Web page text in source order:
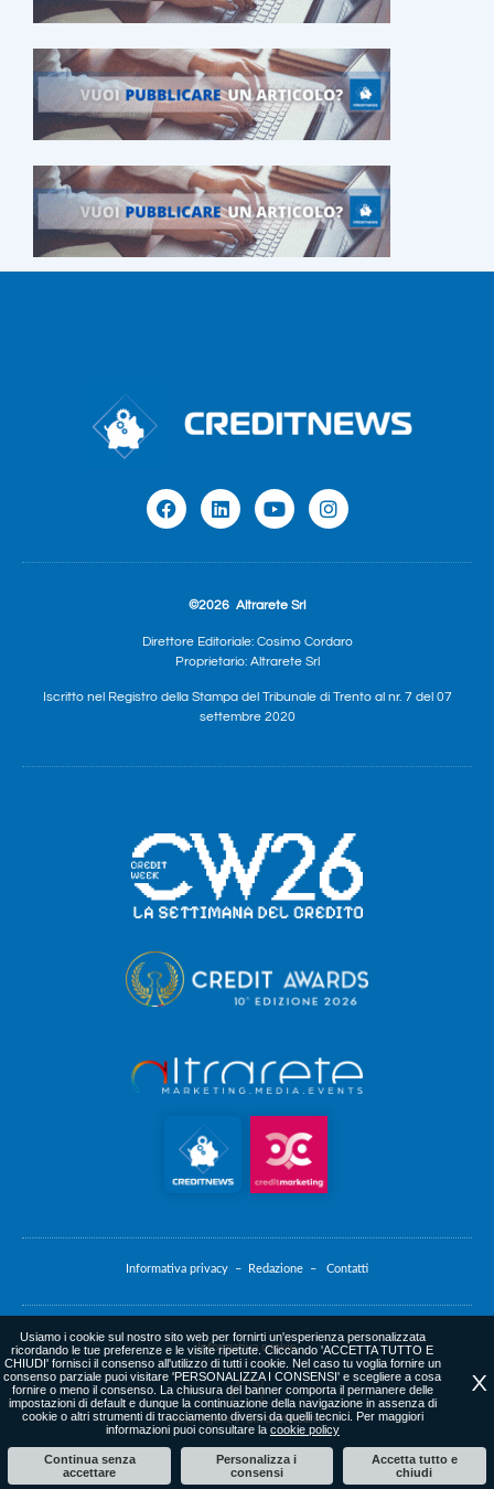
©2026 Altrarete Srl
Direttore Editoriale: Cosimo Cordaro
Proprietario: Altrarete Srl
Iscritto nel Registro della Stampa del Tribunale di Trento al nr. 7 del 07
settembre 2020
Informativa privacy – Redazione – Contatti
Informativa cookie
web agency: altrarete.com
X
Usiamo i cookie sul nostro sito web per fornirti un'esperienza personalizzata
ricordando le tue preferenze e le visite ripetute. Cliccando 'ACCETTA TUTTO E
CHIUDI' fornisci il consenso all'utilizzo di tutti i cookie. Nel caso tu voglia fornire un
consenso parziale puoi visitare 'PERSONALIZZA I CONSENSI' e scegliere a cosa
fornire o meno il consenso. La chiusura del banner comporta il permanere delle
impostazioni di default e dunque la continuazione della navigazione in assenza di
cookie o altri strumenti di tracciamento diversi da quelli tecnici. Per maggiori
informazioni puoi consultare la cookie policy
Continua senza
accettare
Personalizza i
consensi
Accetta tutto e
chiudi